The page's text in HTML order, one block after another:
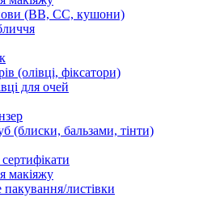
(BB, CC, кушони)
(олівці, фіксатори)
для очей
(блиски, бальзами, тінти)
макіяжу
листівки